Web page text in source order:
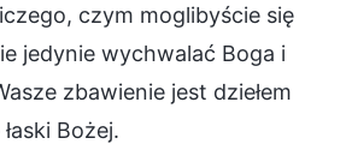
czym moglibyście się
jedynie wychwalać Boga i
zbawienie jest dziełem
Bożej.